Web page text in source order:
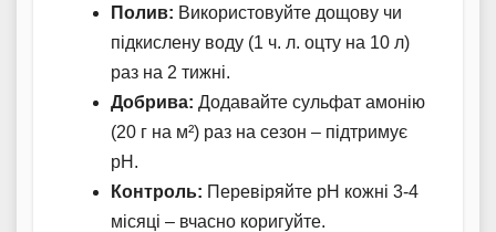
Полив: Використовуйте дощову чи
підкислену воду (1 ч. л. оцту на 10 л)
раз на 2 тижні.
Добрива: Додавайте сульфат амонію
(20 г на м²) раз на сезон – підтримує
pH.
Контроль: Перевіряйте pH кожні 3-4
місяці – вчасно коригуйте.